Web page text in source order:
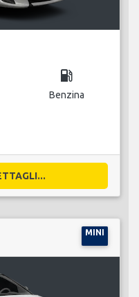
local_gas_station
Benzina
MINI